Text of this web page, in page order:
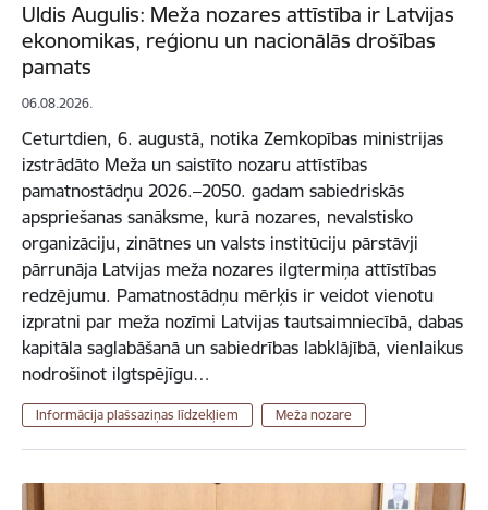
Uldis Augulis: Meža nozares attīstība ir Latvijas
ekonomikas, reģionu un nacionālās drošības
pamats
06.08.2026.
Ceturtdien, 6. augustā, notika Zemkopības ministrijas
izstrādāto Meža un saistīto nozaru attīstības
pamatnostādņu 2026.–2050. gadam sabiedriskās
apspriešanas sanāksme, kurā nozares, nevalstisko
organizāciju, zinātnes un valsts institūciju pārstāvji
pārrunāja Latvijas meža nozares ilgtermiņa attīstības
redzējumu. Pamatnostādņu mērķis ir veidot vienotu
izpratni par meža nozīmi Latvijas tautsaimniecībā, dabas
kapitāla saglabāšanā un sabiedrības labklājībā, vienlaikus
nodrošinot ilgtspējīgu…
Informācija plašsaziņas līdzekļiem Meža nozare